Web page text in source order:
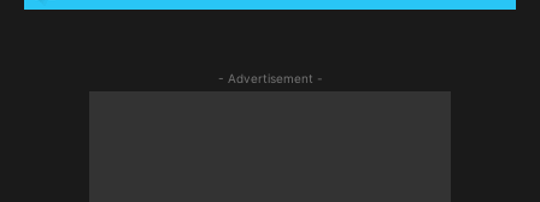
- Advertisement -